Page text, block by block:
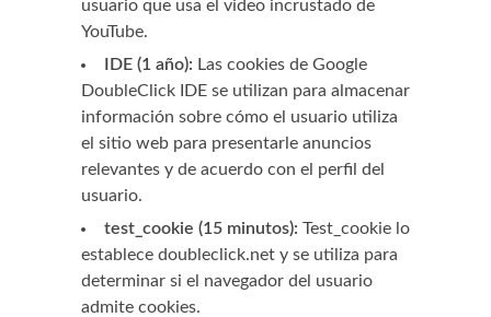
usuario que usa el video incrustado de
YouTube.
IDE (1 año): Las cookies de Google
DoubleClick IDE se utilizan para almacenar
información sobre cómo el usuario utiliza
el sitio web para presentarle anuncios
relevantes y de acuerdo con el perfil del
usuario.
test_cookie (15 minutos): Test_cookie lo
establece doubleclick.net y se utiliza para
determinar si el navegador del usuario
admite cookies.